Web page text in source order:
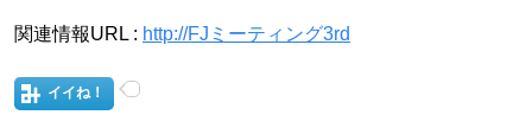
関連情報URL : http://FJミーティング3rd
イイね！